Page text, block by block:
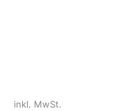
inkl. MwSt.